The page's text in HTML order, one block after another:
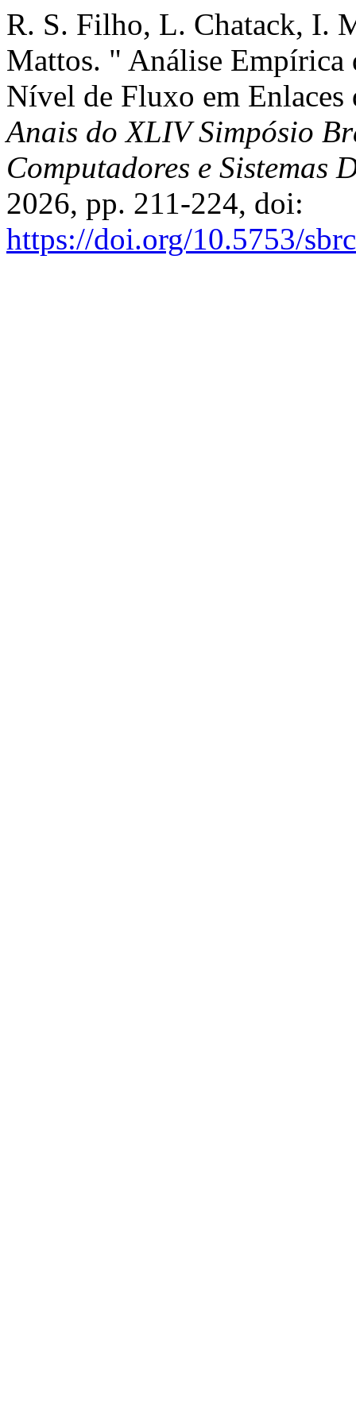
R. S. Filho, L. Chatack, I.
Mattos. " Análise Empírica
Nível de Fluxo em
Anais do XLIV Simpósio
Computadores e Sistemas
2026, pp. 211-224, doi:
https://doi.org/10.5753/